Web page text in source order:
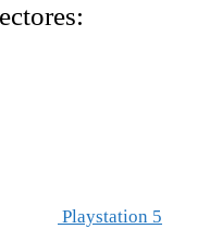
Playstation 5